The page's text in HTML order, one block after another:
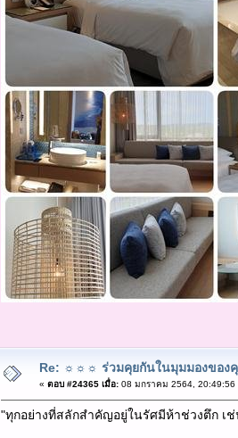
Re: ☼☼☼ ร่วมคุยกันในมุมมองของ
« ตอบ #24365 เมื่อ:08 มกราคม 2564, 20:49:56
"ทุกอย่างที่สลักสำคัญอยู่ในรัศมีห้าช่วงตึก เ